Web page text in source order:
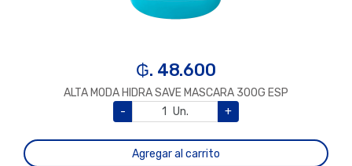
₲. 48.600
ALTA MODA HIDRA SAVE MASCARA 300G ESP
-
Un. +
Agregar al carrito